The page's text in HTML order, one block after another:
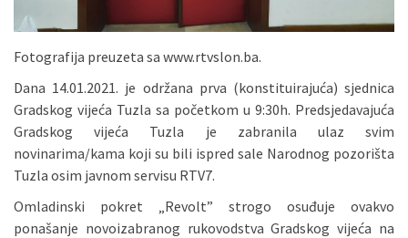
Fotografija preuzeta sa www.rtvslon.ba.
Dana 14.01.2021. je održana prva (konstituirajuća) sjednica
Gradskog vijeća Tuzla sa početkom u 9:30h. Predsjedavajuća
Gradskog vijeća Tuzla je zabranila ulaz svim
novinarima/kama koji su bili ispred sale Narodnog pozorišta
Tuzla osim javnom servisu RTV7.
Omladinski pokret „Revolt” strogo osuđuje ovakvo
ponašanje novoizabranog rukovodstva Gradskog vijeća na